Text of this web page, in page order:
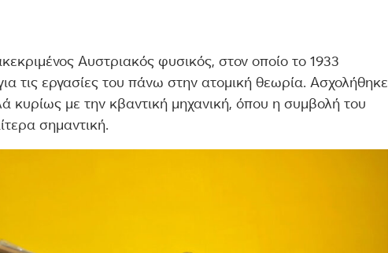
Αυστριακός φυσικός, στον οποίο το 1933
τις εργασίες του πάνω στην ατομική θεωρία. Ασχολήθηκε
κυρίως με την κβαντική μηχανική, όπου η συμβολή του
σημαντική.